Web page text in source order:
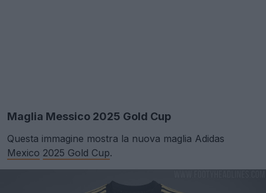
Maglia Messico 2025 Gold Cup
Questa immagine mostra la nuova maglia Adidas
Mexico 2025 Gold Cup.